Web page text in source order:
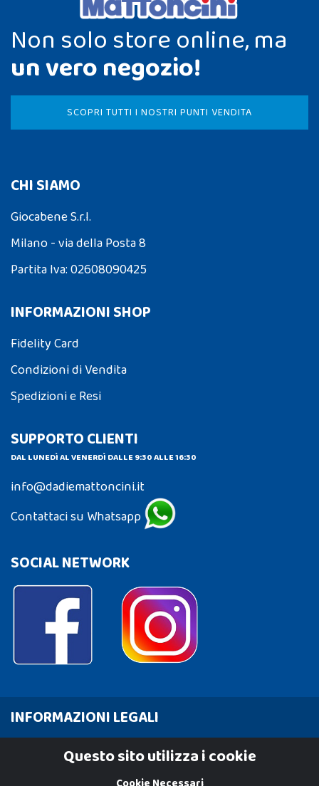
Non solo store online, ma
un vero negozio!
SCOPRI TUTTI I NOSTRI PUNTI VENDITA
CHI SIAMO
Giocabene S.r.l.
Milano - via della Posta 8
Partita Iva: 02608090425
INFORMAZIONI SHOP
Fidelity Card
Condizioni di Vendita
Spedizioni e Resi
SUPPORTO CLIENTI
DAL LUNEDÌ AL VENERDÌ DALLE 9:30 ALLE 16:30
info@dadiemattoncini.it
Contattaci su Whatsapp
SOCIAL NETWORK
INFORMAZIONI LEGALI
Cookie PolicyQuesto sito utilizza i cookie